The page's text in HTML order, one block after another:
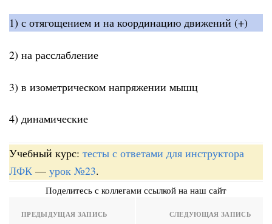
1) с отягощением и на координацию движений (+)
2) на расслабление
3) в изометрическом напряжении мышц
4) динамические
Учебный курс: тесты с ответами для инструктора
ЛФК — урок №23.
Поделитесь с коллегами ссылкой на наш сайт
ПРЕДЫДУЩАЯ ЗАПИСЬ СЛЕДУЮЩАЯ ЗАПИСЬ